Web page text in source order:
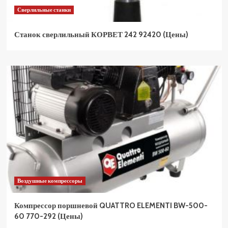
Сверлильные станки
Станок сверлильный КОРВЕТ 242 92420 (Цены)
Воздушные компрессоры
Компрессор поршневой QUATTRO ELEMENTI BW-500-
60 770-292 (Цены)